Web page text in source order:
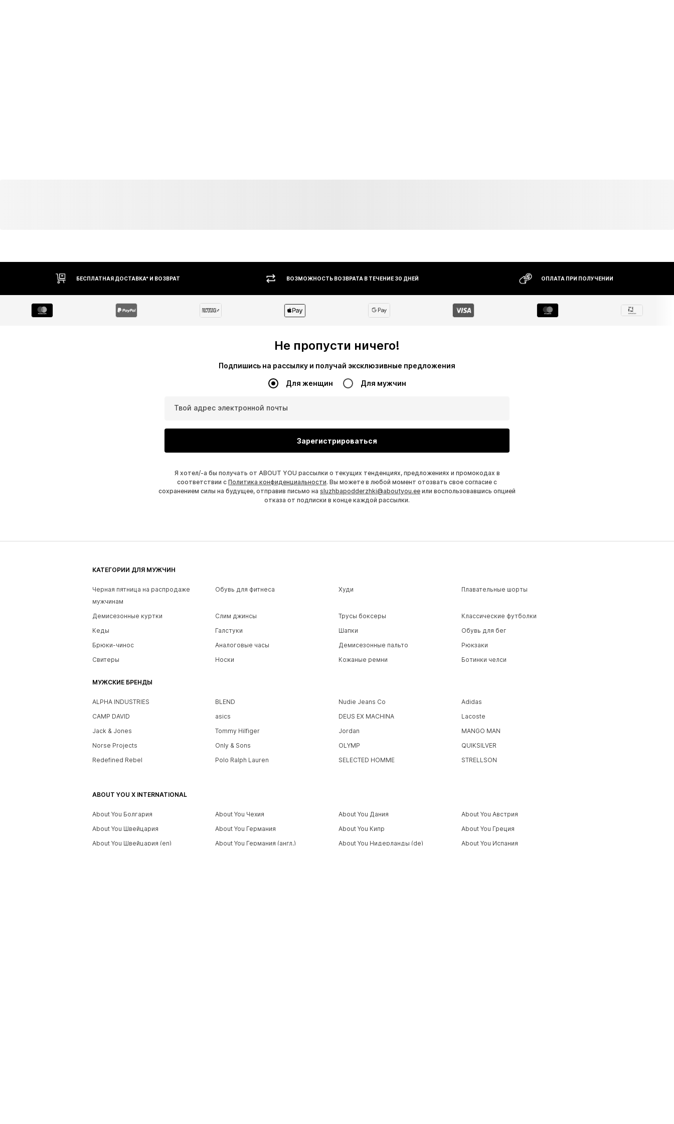
БЕСПЛАТНАЯ ДОСТАВКА* И ВОЗВРАТ ВОЗМОЖНОСТЬ ВОЗВРАТА В ТЕЧЕНИЕ 30 ДНЕЙ ОПЛАТА ПРИ ПОЛУЧЕНИИ
Не пропусти ничего!
Подпишись на рассылку и получай эксклюзивные предложения
Для женщин Для мужчин
Твой адрес электронной почты
Зарегистрироваться
Я хотел/-а бы получать от ABOUT YOU рассылки о текущих тенденциях, предложениях и промокодах в
соответствии с Политика конфиденциальности. Вы можете в любой момент отозвать свое согласие с
сохранением силы на будущее, отправив письмо на sluzhbapodderzhki@aboutyou.ee или воспользовавшись опцией
отказа от подписки в конце каждой рассылки.
КАТЕГОРИИ ДЛЯ МУЖЧИН
Черная пятница на распродаже
мужчинам
Обувь для фитнеса Худи Плавательные шорты
Демисезонные куртки Слим джинсы Трусы боксеры
Классические футболки
Кеды
Галстуки Шапки
Обувь для бег
Брюки-чинос
Аналоговые часы Демисезонные пальто
Рюкзаки
Свитеры
Носки Кожаные ремни Ботинки челси
МУЖСКИЕ БРЕНДЫ
ALPHA INDUSTRIES BLEND Nudie Jeans Co
Adidas
CAMP DAVID
asics DEUS EX MACHINA
Lacoste
Jack & Jones
Tommy Hilfiger Jordan
MANGO MAN
Norse Projects
Only & Sons OLYMP
QUIKSILVER
Redefined Rebel
Polo Ralph Lauren SELECTED HOMME STRELLSON
ABOUT YOU X INTERNATIONAL
About You Болгария About You Чехия About You Дания
About You Австрия
About You Швейцария
About You Германия About You Кипр
About You Греция
About You Швейцария (en)
About You Германия (англ.) About You Нидерланды (de)
About You Испания